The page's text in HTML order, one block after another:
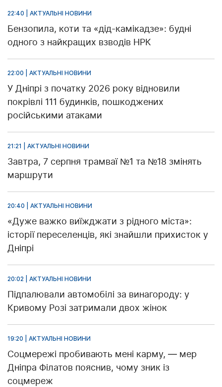
22:40 | АКТУАЛЬНІ НОВИНИ
Бензопила, коти та «дід-камікадзе»: будні
одного з найкращих взводів НРК
22:00 | АКТУАЛЬНІ НОВИНИ
У Дніпрі з початку 2026 року відновили
покрівлі 111 будинків, пошкоджених
російськими атаками
21:21 | АКТУАЛЬНІ НОВИНИ
Завтра, 7 серпня трамваї №1 та №18 змінять
маршрути
20:40 | АКТУАЛЬНІ НОВИНИ
«Дуже важко виїжджати з рідного міста»:
історії переселенців, які знайшли прихисток у
Дніпрі
20:02 | АКТУАЛЬНІ НОВИНИ
Підпалювали автомобілі за винагороду: у
Кривому Розі затримали двох жінок
19:20 | АКТУАЛЬНІ НОВИНИ
Соцмережі пробивають мені карму, — мер
Дніпра Філатов пояснив, чому зник із
соцмереж